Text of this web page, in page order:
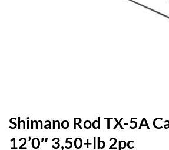
Shimano Rod TX-5A
12’0″ 3,50+lb 2pc